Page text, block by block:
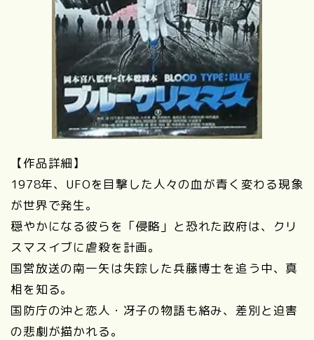
【作品詳細】
1978年、UFOを目撃した人々の血が青く変わる現象
が世界で発生。
穏やかになる彼らを「侵略」と恐れた政府は、クリ
スマスイブに虐殺を計画。
国営放送の南一矢は失踪した兵藤博士を追う中、真
相を知る。
国防庁の沖と恋人・冴子の物語も絡み、差別と迫害
の悲劇が描かれる。